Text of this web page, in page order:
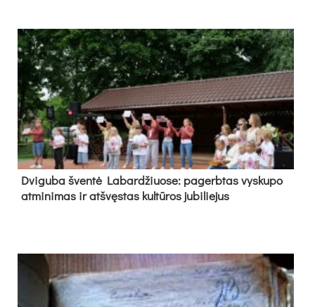
Dvi­gu­ba šven­tė La­bar­džiuo­se: pa­gerb­tas vys­ku­po
at­mi­ni­mas ir at­švęs­tas kul­tū­ros ju­bi­lie­jus